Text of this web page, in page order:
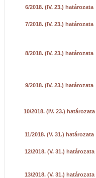
6/2018. (IV. 23.) határozata
7/2018. (IV. 23.) határozata
8/2018. (IV. 23.) határozata
9/2018. (IV. 23.) határozata
10/2018. (IV. 23.) határozata
11/2018. (V. 31.) határozata
12/2018. (V. 31.) határozata
13/2018. (V. 31.) határozata